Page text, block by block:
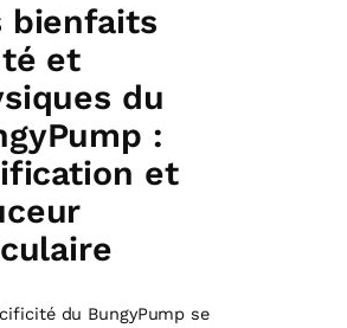
bienfaits
et
du
:
et
du BungyPump se